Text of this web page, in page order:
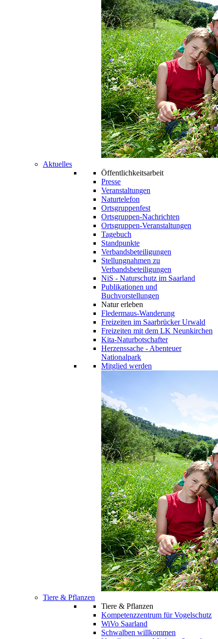
Aktuelles
Öffentlichkeitsarbeit
Presse
Veranstaltungen
Naturtelefon
Ortsgruppenfest
Ortsgruppen-Nachrichten
Ortsgruppen-Veranstaltungen
Tagebuch
Standpunkte
Verbandsbeteiligungen
Stellungnahmen zu
Verbandsbeteiligungen
NiS - Naturschutz im Saarland
Publikationen und
Buchvorstellungen
Natur erleben
Fledermaus-Wanderung
Freizeiten im Saarbrücker Urwald
Freizeiten mit dem LK Neunkirchen
Kita-Naturbotschafter
Herzenssache - Abenteuer
Nationalpark
Mitglied werden
Tiere & Pflanzen
Tiere & Pflanzen
Kompetenzzentrum für Vogelschutz
WiVo Saarland
Schwalben willkommen